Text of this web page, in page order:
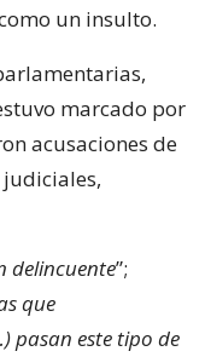
un insulto.
marcado por
acusaciones de
delincuente”;
que
pasan este tipo de